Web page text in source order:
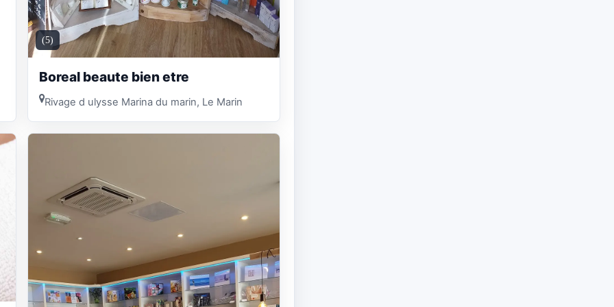
(5)
Boreal beaute bien etre
Rivage d ulysse Marina du marin, Le Marin